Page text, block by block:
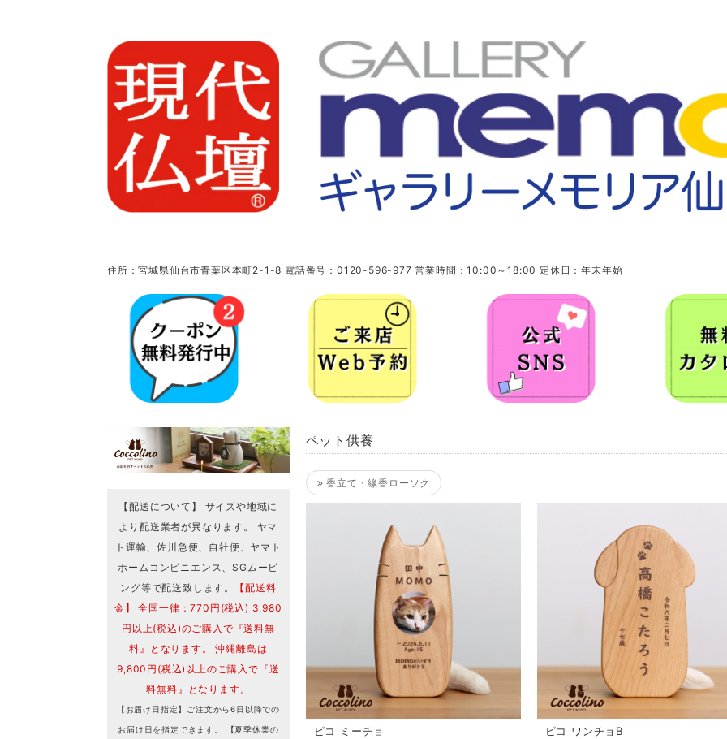
住所：宮城県仙台市青葉区本町2-1-8 電話番号：0120-596-977 営業時間：10:00～18:00 定休日：年末年始
【配送について】 サイズや地域に
より配送業者が異なります。 ヤマ
ト運輸、佐川急便、自社便、ヤマト
ホームコンビニエンス、SGムービ
ング等で配送致します。
【配送料
金】 全国一律：770円(税込) 3,980
円以上(税込)のご購入で『送料無
料』となります。 沖縄離島は
9,800円(税込)以上のご購入で『送
料無料』となります。
【お届け日指定】ご注文から6日以降での
お届け日を指定できます。 【夏季休業の
ペット供養
香立て・線香ローソク
ピコ ミーチョ ピコ ワンチョB